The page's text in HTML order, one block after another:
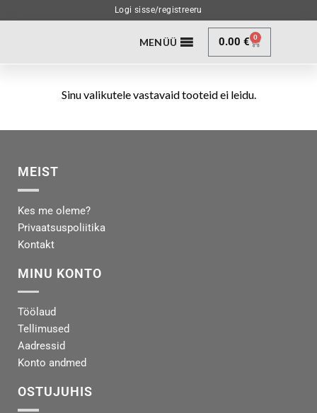
Logi sisse/registreeru
MENÜÜ 0.00€ 0
Sinu valikutele vastavaid tooteid ei leidu.
MEIST
Kes me oleme?
Privaatsuspoliitika
Kontakt
MINU KONTO
Töölaud
Tellimused
Aadressid
Konto andmed
OSTUJUHIS